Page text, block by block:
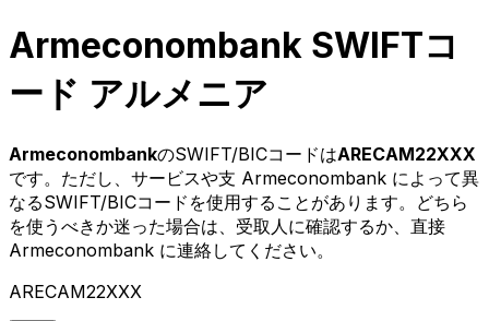
Armeconombank SWIFTコ
ード アルメニア
ArmeconombankのSWIFT/BICコードはARECAM22XXX
です。ただし、サービスや支 Armeconombank によって異
なるSWIFT/BICコードを使用することがあります。どちら
を使うべきか迷った場合は、受取人に確認するか、直接
Armeconombank に連絡してください。
ARECAM22XXX